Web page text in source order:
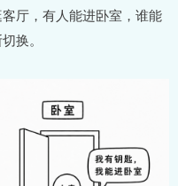
厅，有人能进卧室，谁能
换。